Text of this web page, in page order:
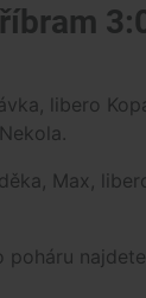
libero
Max,
poháru